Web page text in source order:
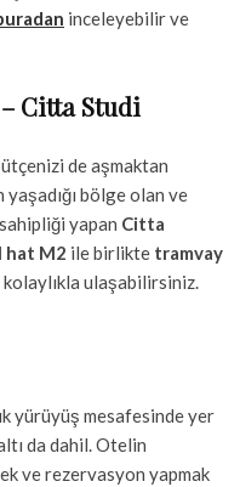
inceleyebilir ve
– Citta Studi
de aşmaktan
bölge olan ve
yapan Citta
hat M2 ile birlikte tramvay
ulaşabilirsiniz.
yürüyüş mesafesinde yer
da dahil. Otelin
ve rezervasyon yapmak